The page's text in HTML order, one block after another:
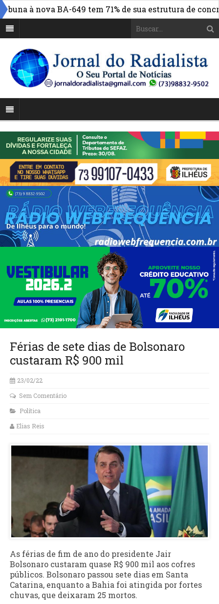
à nova BA-649 tem 71% de sua estrutura de concreto
Férias de sete dias de Bolsonaro
custaram R$ 900 mil
23/02/22
Sem Comentário
Política
Elias Reis
As férias de fim de ano do presidente Jair
Bolsonaro custaram quase R$ 900 mil aos cofres
públicos. Bolsonaro passou sete dias em Santa
Catarina, enquanto a Bahia foi atingida por fortes
chuvas, que deixaram 25 mortos.